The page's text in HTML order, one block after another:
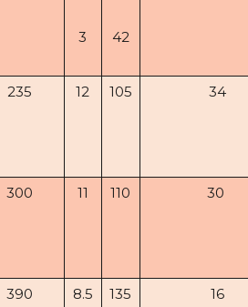
3 42
235 12 105 34
300 11 110 30
390 8.5 135
16